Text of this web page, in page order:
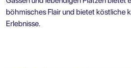
böhmisches Flair und bietet köstliche
Erlebnisse.